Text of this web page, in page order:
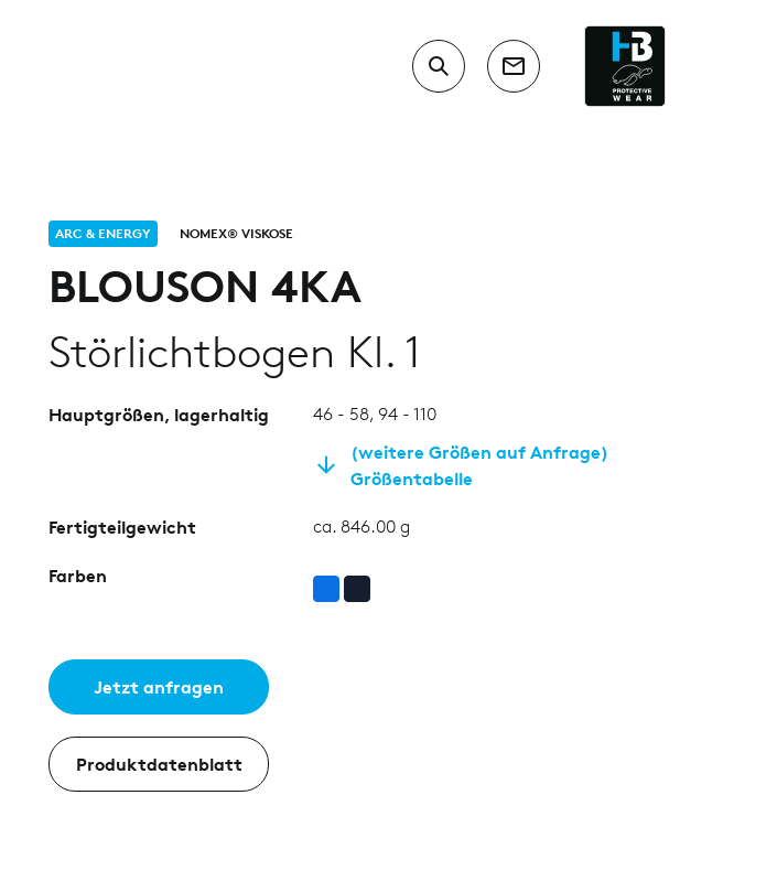
ARC & ENERGY NOMEX® VISKOSE
BLOUSON 4KA
Störlichtbogen Kl. 1
Hauptgrößen, lagerhaltig 46 - 58, 94 - 110
(weitere Größen auf Anfrage)
Größentabelle
Fertigteilgewicht ca. 846.00 g
Farben
Jetzt anfragen
Produktdatenblatt